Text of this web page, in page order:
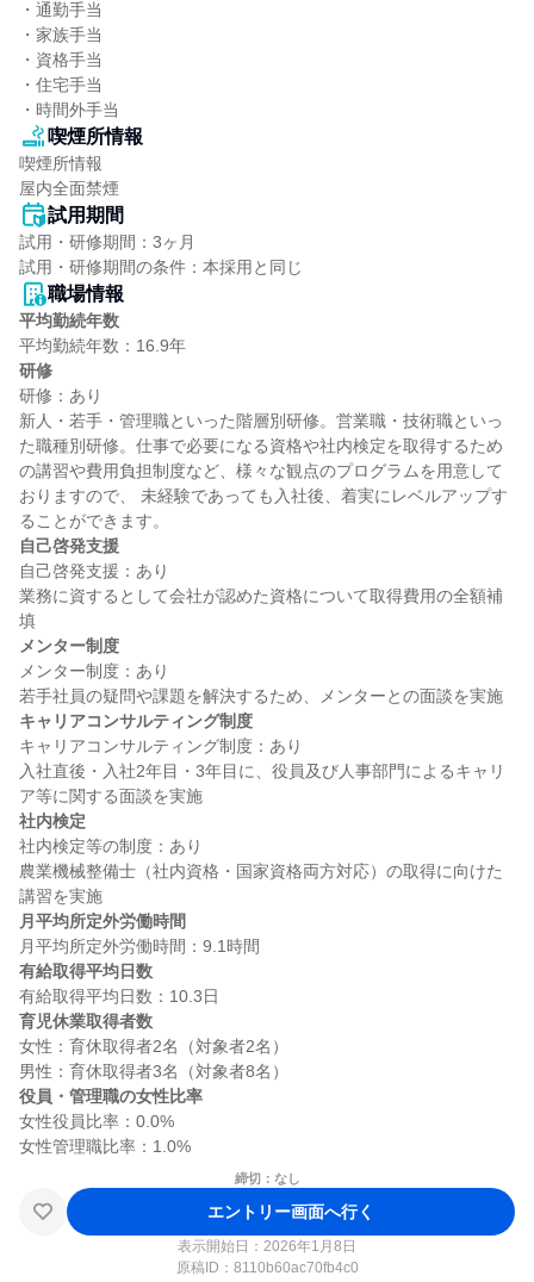
・通勤手当
・家族手当
・資格手当
・住宅手当
・時間外手当
喫煙所情報
喫煙所情報
屋内全面禁煙
試用期間
試用・研修期間：3ヶ月
職場情報
平均勤続年数
研修
研修：あり
新人・若手・管理職といった階層別研修。営業職・技術職といっ
た職種別研修。仕事で必要になる資格や社内検定を取得するため
の講習や費用負担制度など、様々な観点のプログラムを用意して
おりますので、 未経験であっても入社後、着実にレベルアップす
自己啓発支援
自己啓発支援：あり
業務に資するとして会社が認めた資格について取得費用の全額補
メンター制度
メンター制度：あり
キャリアコンサルティング制度
キャリアコンサルティング制度：あり
入社直後・入社2年目・3年目に、役員及び人事部門によるキャリ
社内検定
社内検定等の制度：あり
農業機械整備士（社内資格・国家資格両方対応）の取得に向けた
月平均所定外労働時間
有給取得平均日数
育児休業取得者数
女性：育休取得者2名（対象者2名）
役員・管理職の女性比率
女性役員比率：0.0%
締切：なし
エントリー画面へ行く
表示開始日：2026年1月8日
原稿ID： 8110b60ac70fb4c0